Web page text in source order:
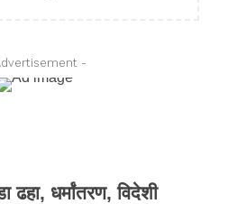
-
ढहा, धर्मांतरण, विदेशी